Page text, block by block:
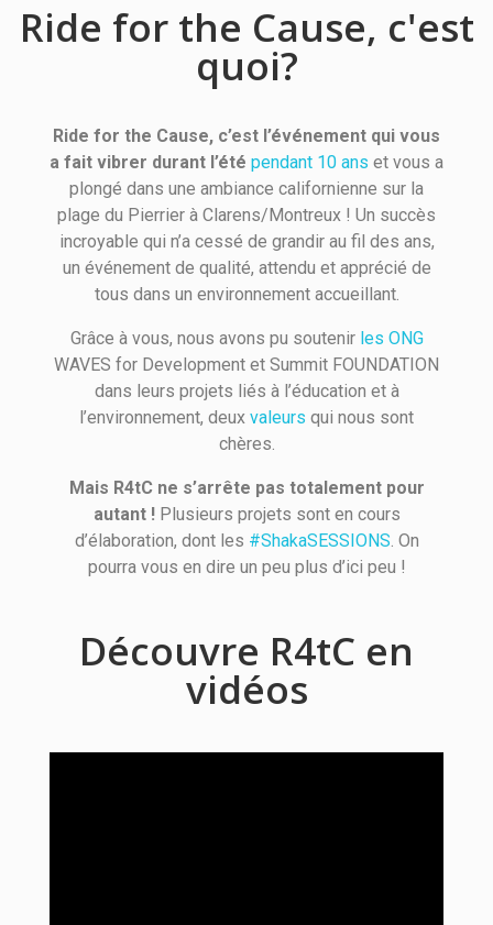
Ride for the Cause, c'est
quoi?
Ride for the Cause, c’est l’événement qui vous
a fait vibrer durant l’été pendant 10 ans et vous a
plongé dans une ambiance californienne sur la
plage du Pierrier à Clarens/Montreux ! Un succès
incroyable qui n’a cessé de grandir au fil des ans,
un événement de qualité, attendu et apprécié de
tous dans un environnement accueillant.
Grâce à vous, nous avons pu soutenir les ONG
WAVES for Development et Summit FOUNDATION
dans leurs projets liés à l’éducation et à
l’environnement, deux valeurs qui nous sont
chères.
Mais R4tC ne s’arrête pas totalement pour
autant !Plusieurs projets sont en cours
d’élaboration, dont les #ShakaSESSIONS. On
pourra vous en dire un peu plus d’ici peu !
Découvre R4tC en
vidéos